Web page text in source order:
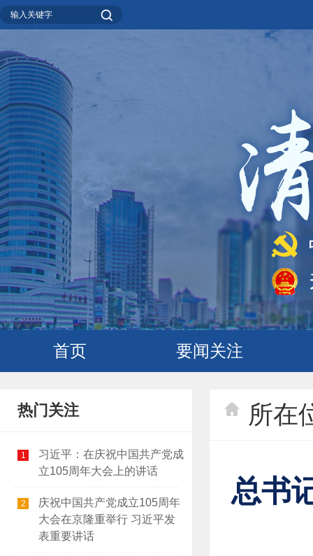
首页 要闻关注
热门关注
1
习近平：在庆祝中国共产党成
立105周年大会上的讲话
2
庆祝中国共产党成立105周年
大会在京隆重举行 习近平发
表重要讲话
所在
总书